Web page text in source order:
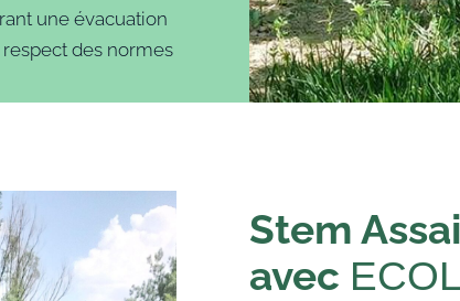
une évacuation
respect des normes
Stem
avec